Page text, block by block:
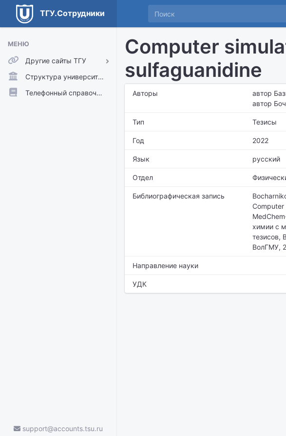
ТГУ.Сотрудники
МЕНЮ
Другие сайты ТГУ
ТГУ.Аккаунты
ТГУ.Расписание
Структура университета
Телефонный справочник
support@accounts.tsu.ru
Computer
sulfaguanidine
Авторы
автор
автор
Тип Тезисы
Год 2022
Язык русский
Отдел
Библиографическая запись
химии с
тезисов,
ВолГМУ,
Направление науки
УДК